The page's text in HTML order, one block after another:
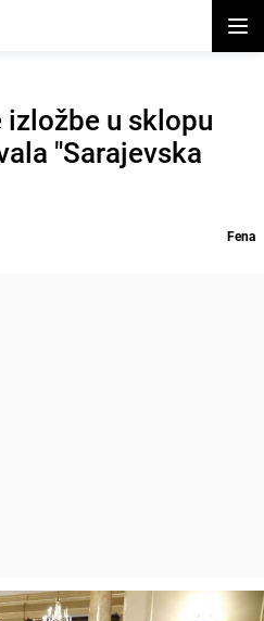
u sklopu
"Sarajevska
Fena